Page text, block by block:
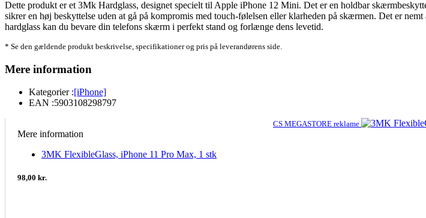
Dette produkt er et 3Mk Hardglass, designet specielt til Apple iPhone 12 Mini. Det er en holdbar
sikrer en høj beskyttelse uden at gå på kompromis med touch-følelsen eller klarheden på skærmen. Det er
hardglass kan du bevare din telefons skærm i perfekt stand og forlænge dens levetid.
* Se den gældende produkt beskrivelse, specifikationer og pris på leverandørens side.
Mere information
Kategorier :[iPhone]
EAN :5903108298797
CS MEGASTORE reklame
Mere information
3MK FlexibleGlass, iPhone 11 Pro Max, 1 stk
98,00 kr.